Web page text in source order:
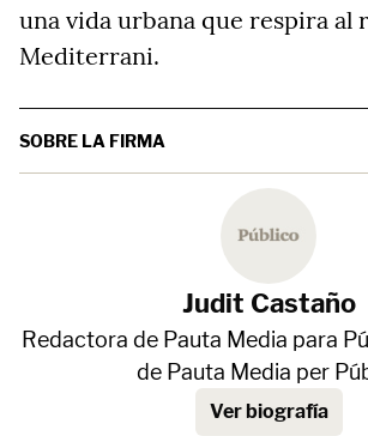
una vida urbana que respira al
Mediterrani.
SOBRE LA FIRMA
Judit Castaño
Redactora de Pauta Media para
de Pauta Media per
Ver biografía